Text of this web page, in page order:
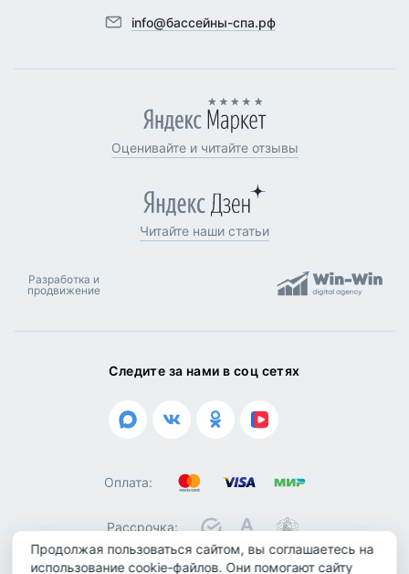
Продолжая пользоваться сайтом, вы соглашаетесь на
использование cookie-файлов. Они помогают сайту
Следите за нами в соц сетях
Оплата:
Рассрочка:
info@бассейны-спа.рф
Оценивайте и читайте отзывы
Читайте наши статьи
Разработка и
продвижение